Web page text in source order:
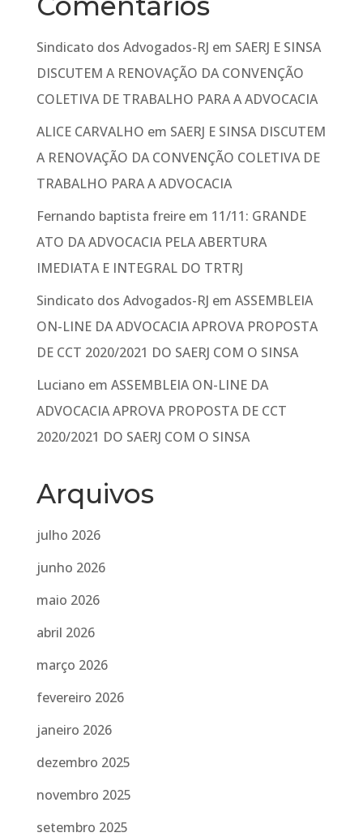
Sindicato dos Advogados-RJ em SAERJ E SINSA
DISCUTEM A RENOVAÇÃO DA CONVENÇÃO
COLETIVA DE TRABALHO PARA A ADVOCACIA
ALICE CARVALHO em SAERJ E SINSA DISCUTEM
A RENOVAÇÃO DA CONVENÇÃO COLETIVA DE
TRABALHO PARA A ADVOCACIA
Fernando baptista freireem 11/11: GRANDE
ATO DA ADVOCACIA PELA ABERTURA
IMEDIATA E INTEGRAL DO TRTRJ
Sindicato dos Advogados-RJ em ASSEMBLEIA
ON-LINE DA ADVOCACIA APROVA PROPOSTA
DE CCT 2020/2021 DO SAERJ COM O SINSA
Luciano em ASSEMBLEIA ON-LINE DA
ADVOCACIA APROVA PROPOSTA DE CCT
2020/2021 DO SAERJ COM O SINSA
Arquivos
julho 2026
junho 2026
maio 2026
abril 2026
março 2026
fevereiro 2026
janeiro 2026
dezembro 2025
novembro 2025
setembro 2025